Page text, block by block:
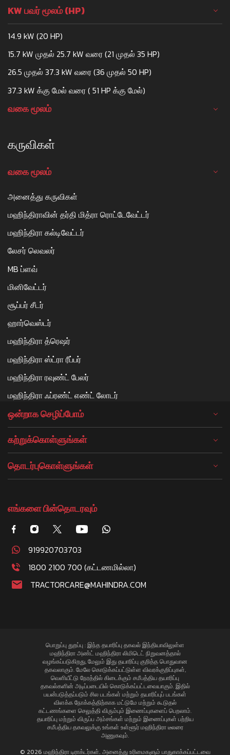
KW பவர் மூலம் (HP)
14.9 kW (20 HP)
15.7 kW முதல் 25.7 kW வரை (21 முதல் 35 HP)
26.5 முதல் 37.3 kW வரை (36 முதல் 50 HP)
37.3 kW க்கு மேல் வரை ( 51 HP க்கு மேல்)
வகை மூலம்
கருவிகள்
வகை மூலம்
அனைத்து கருவிகள்
மஹிந்திராவின் தர்தி மித்ரா ரொட்டேவேட்டர்
மஹிந்திரா கல்டிவேட்டர்
லேசர் லெவலர்
MB ப்ளவ்
மினிவேட்டர்
சூப்பர் சீடர்
ஹார்வெஸ்டர்
மஹிந்திரா த்ரெஷர்
மஹிந்திரா ஸ்ட்ரா ரீப்பர்
மஹிந்திரா ரவுண்ட் பேலர்
மஹிந்திரா ஃப்ரண்ட் எண்ட் லோடர்
ஒன்றாக செழிப்போம்
கற்றுக்கொள்ளுங்கள்
தொடர்புகொள்ளுங்கள்
எங்களை பின்தொடரவும்
919920703703
1800 2100 700 (கட்டணமில்லா)
TRACTORCARE@MAHINDRA.COM
பொறுப்பு துறப்பு : இந்த தயாரிப்பு தகவல் இந்தியாவிலுள்ள
மஹிந்திரா அண்ட் மஹிந்திரா லிமிடெட் நிறுவனத்தால்
வழங்கப்படுகிறது, மேலும் இது தயாரிப்பு குறித்த பொதுவான
தகவலாகும். மேலே கொடுக்கப்பட்டுள்ள விவரக்குறிப்புகள்,
வெளியீட்டு நேரத்தில் கிடைக்கும் சமீபத்திய தயாரிப்பு
தகவல்களின் அடிப்படையில் கொடுக்கப்பட்டவையாகும். இதில்
பயன்படுத்தப்படும் சில படங்கள் மற்றும் தயாரிப்புப் படங்கள்
விளக்க நோக்கத்திற்காக மட்டுமே மற்றும் கூடுதல்
கட்டணங்களை செலுத்தி விரும்பும் இணைப்புகளைப் பெறலாம்.
தயாரிப்பு மற்றும் விருப்ப அம்சங்கள் மற்றும் இணைப்புகள் பற்றிய
சமீபத்திய தகவலுக்கு உங்கள் உள்ளூர் மஹிந்திரா டீலரை
அணுகவும்.
© 2026 மஹிந்திரா டிராக்டர்கள். அனைத்து உரிமைகளும் பாதுகாக்கப்பட்டவை